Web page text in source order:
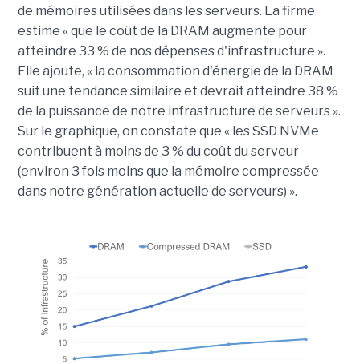
de mémoires utilisées dans les serveurs. La firme
estime « que le coût de la DRAM augmente pour
atteindre 33 % de nos dépenses d'infrastructure ».
Elle ajoute, « la consommation d'énergie de la DRAM
suit une tendance similaire et devrait atteindre 38 %
de la puissance de notre infrastructure de serveurs ».
Sur le graphique, on constate que « les SSD NVMe
contribuent à moins de 3 % du coût du serveur
(environ 3 fois moins que la mémoire compressée
dans notre génération actuelle de serveurs) ».